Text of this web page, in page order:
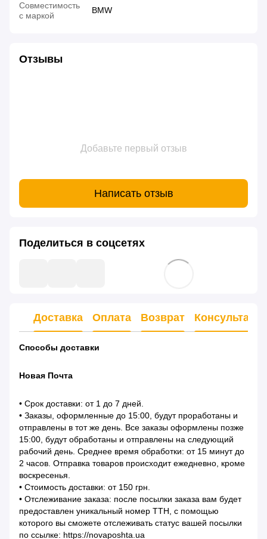
Совместимость
с маркой
BMW
Отзывы
Добавьте первый отзыв
Написать отзыв
Поделиться в соцсетях
Доставка Оплата Возврат
Способы доставки
Новая Почта
• Срок доставки: от 1 до 7 дней.
• Заказы, оформленные до 15:00, будут проработаны и
отправлены в тот же день. Все заказы оформлены позже
15:00, будут обработаны и отправлены на следующий
рабочий день. Среднее время обработки: от 15 минут до
2 часов. Отправка товаров происходит ежедневно, кроме
воскресенья.
• Стоимость доставки: от 150 грн.
• Отслеживание заказа: после посылки заказа вам будет
предоставлен уникальный номер ТТН, с помощью
которого вы сможете отслеживать статус вашей посылки
по ссылке: https://novaposhta.ua